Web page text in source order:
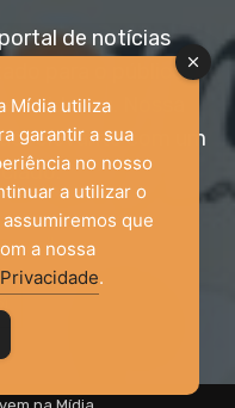
de notícias
para o público
as idades. Nossa
relevante com um
Mídia utiliza
garantir a sua
no nosso
a utilizar o
que
a nossa
.